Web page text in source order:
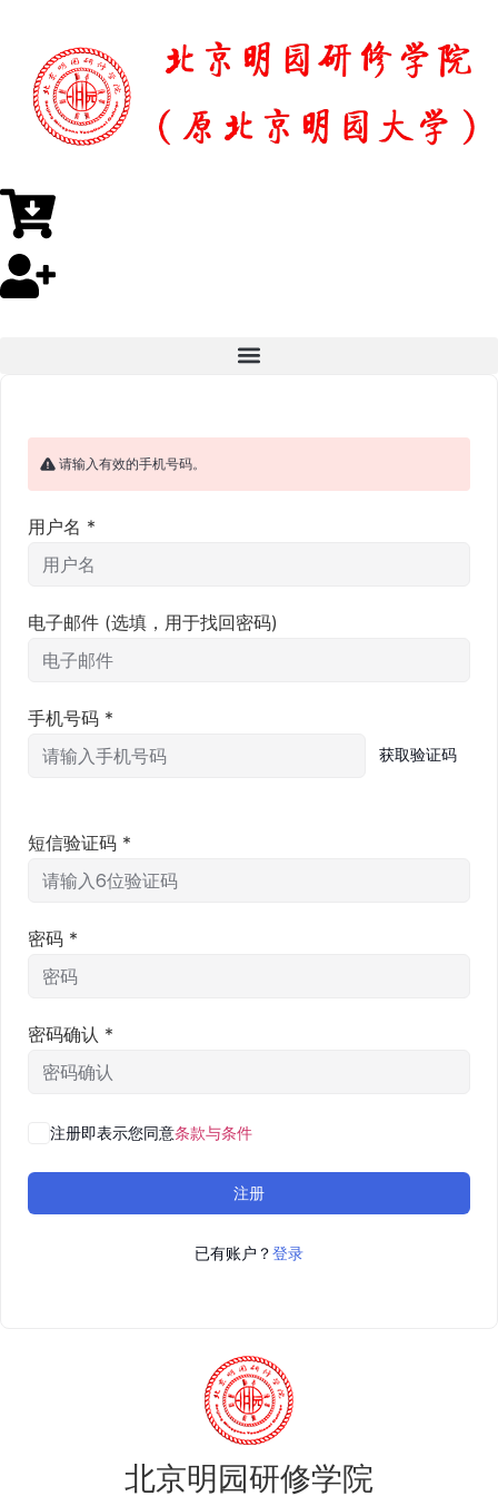
请输入有效的手机号码。
用户名 *
电子邮件 (选填，用于找回密码)
手机号码 *
获取验证码
短信验证码 *
密码 *
密码确认 *
注册即表示您同意条款与条件
注册
已有账户？登录
北京明园研修学院